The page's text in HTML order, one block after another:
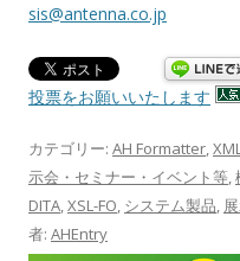
sis@antenna.co.jp
投票をお願いいたします
カテゴリー: AH Formatter,
示会・セミナー・イベント等,
DITA,XSL-FO, システム製品,
者: AHEntry